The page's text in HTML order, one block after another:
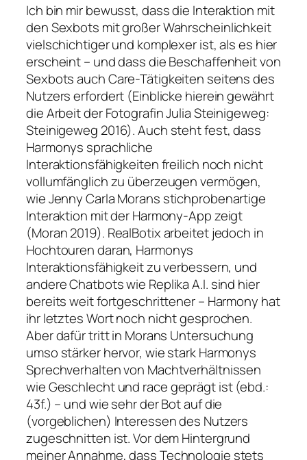
Ich bin mir bewusst, dass die Interaktion mit
den Sexbots mit großer Wahrscheinlichkeit
vielschichtiger und komplexer ist, als es hier
erscheint – und dass die Beschaffenheit von
Sexbots auch Care-Tätigkeiten seitens des
Nutzers erfordert (Einblicke hierein gewährt
die Arbeit der Fotografin Julia Steinigeweg:
Steinigeweg 2016). Auch steht fest, dass
Harmonys sprachliche
Interaktionsfähigkeiten freilich noch nicht
vollumfänglich zu überzeugen vermögen,
wie Jenny Carla Morans stichprobenartige
Interaktion mit der Harmony-App zeigt
(Moran 2019). RealBotix arbeitet jedoch in
Hochtouren daran, Harmonys
Interaktionsfähigkeit zu verbessern, und
andere Chatbots wie Replika A.I. sind hier
bereits weit fortgeschrittener – Harmony hat
ihr letztes Wort noch nicht gesprochen.
Aber dafür tritt in Morans Untersuchung
umso stärker hervor, wie stark Harmonys
Sprechverhalten von Machtverhältnissen
wie Geschlecht und racegeprägt ist (ebd.:
43f.) – und wie sehr der Bot auf die
(vorgeblichen) Interessen des Nutzers
zugeschnitten ist. Vor dem Hintergrund
meiner Annahme, dass Technologie stets